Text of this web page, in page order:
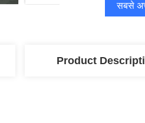
सबसे
Product